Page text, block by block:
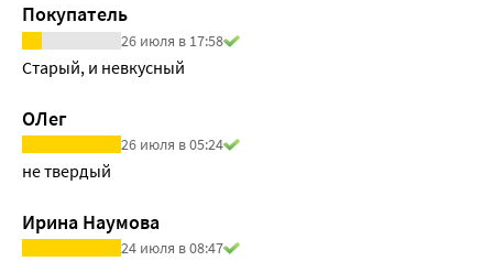
Покупатель
26 июля в 17:58
Старый, и невкусный
ОЛег
26 июля в 05:24
не твердый
Ирина Наумова
24 июля в 08:47